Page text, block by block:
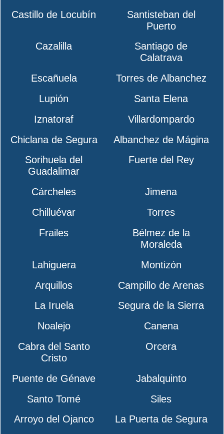
Castillo de Locubín
Santisteban del
Puerto
Cazalilla
Santiago de
Calatrava
Escañuela
Torres de Albanchez
Lupión
Santa Elena
Iznatoraf
Villardompardo
Chiclana de Segura
Albanchez de Mágina
Sorihuela del
Guadalimar
Fuerte del Rey
Cárcheles
Jimena
Chilluévar
Torres
Frailes
Bélmez de la
Moraleda
Lahiguera
Montizón
Arquillos
Campillo de Arenas
La Iruela
Segura de la Sierra
Noalejo
Canena
Cabra del Santo
Cristo
Orcera
Puente de Génave
Jabalquinto
Santo Tomé
Siles
Arroyo del Ojanco
La Puerta de Segura